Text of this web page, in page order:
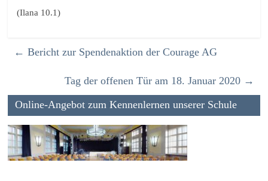
(Ilana 10.1)
← Bericht zur Spendenaktion der Courage AG
Tag der offenen Tür am 18. Januar 2020 →
Online-Angebot zum Kennenlernen unserer Schule